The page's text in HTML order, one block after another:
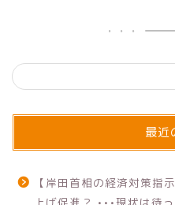
最近
【岸田首相の経済対策指